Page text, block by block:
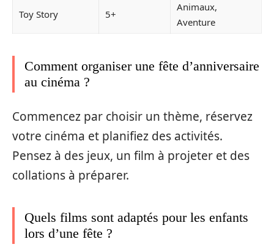
Toy Story 5+
Animaux,
Aventure
Comment organiser une fête d’anniversaire
au cinéma ?
Commencez par choisir un thème, réservez
votre cinéma et planifiez des activités.
Pensez à des jeux, un film à projeter et des
collations à préparer.
Quels films sont adaptés pour les enfants
lors d’une fête ?